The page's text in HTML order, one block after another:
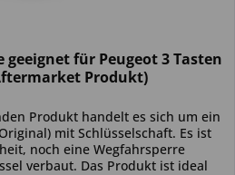
für Peugeot 3 Tasten
Produkt)
Produkt handelt es sich um ein
mit Schlüsselschaft. Es ist
noch eine Wegfahrsperre
verbaut. Das Produkt ist ideal